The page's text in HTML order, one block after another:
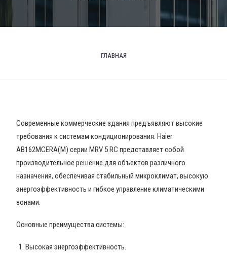
ГЛАВНАЯ
Современные коммерческие здания предъявляют высокие
требования к системам кондиционирования. Haier
AB162MCERA(M) серии MRV 5 RC представляет собой
производительное решение для объектов различного
назначения, обеспечивая стабильный микроклимат, высокую
энергоэффективность и гибкое управление климатическими
зонами.
Основные преимущества системы:
Высокая энергоэффективность.